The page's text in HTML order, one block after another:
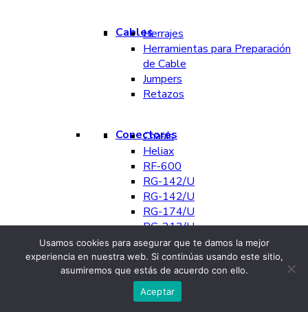
CablesHerrajes
Herramientas para Preparación
de Cable
Jumpers
Retazos
Conectores
Chasís
Heliax
RF-600
RG-142/U
RG-142/U
RG-174/U
RG-213/U
RG-214/U
RG-316/U
RG-58/U
RG-58/U
RG-59
Usamos cookies para asegurar que te damos la mejor
experiencia en nuestra web. Si continúas usando este sitio,
asumiremos que estás de acuerdo con ello.
Aceptar